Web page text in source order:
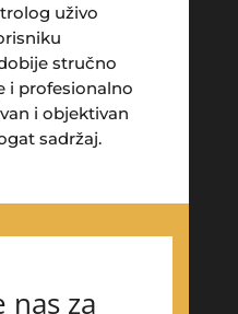
uživo
stručno
i profesionalno
i objektivan
sadržaj.
nas za